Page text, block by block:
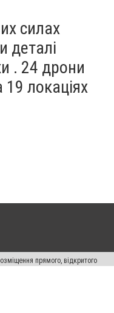
силах
деталі
. 24 дрони
локаціях
прямого, відкритого